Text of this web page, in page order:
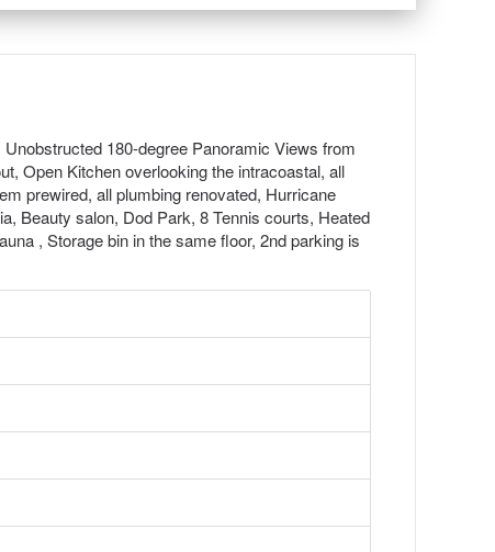
180-degree Panoramic Views from
Open Kitchen overlooking the intracoastal, all
prewired, all plumbing renovated, Hurricane
Beauty salon, Dod Park, 8 Tennis courts, Heated
, Storage bin in the same floor, 2nd parking is